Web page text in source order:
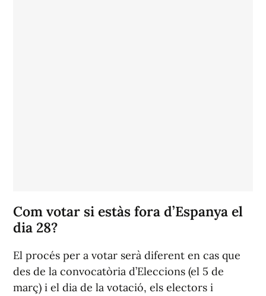
Com votar si estàs fora d’Espanya el
dia 28?
El procés per a votar serà diferent en cas que
des de la convocatòria d’Eleccions (el 5 de
març) i el dia de la votació, els electors i